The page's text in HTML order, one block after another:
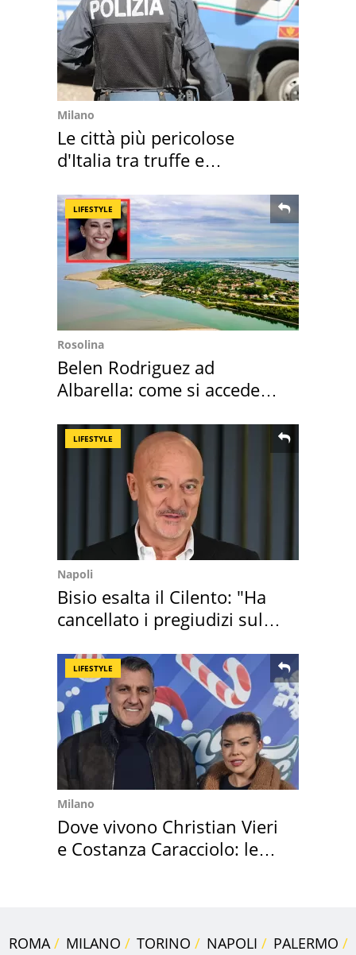
Milano
Le città più pericolose
d'Italia tra truffe e
LIFESTYLE
Rosolina
Belen Rodriguez ad
Albarella: come si accede
LIFESTYLE
Napoli
Bisio esalta il Cilento: "Ha
cancellato i pregiudizi sul
LIFESTYLE
Milano
Dove vivono Christian Vieri
e Costanza Caracciolo: le
ROMA MILANO TORINO NAPOLI
PALERMO